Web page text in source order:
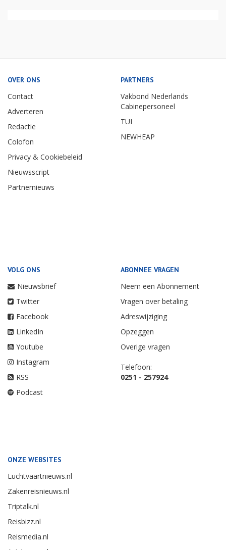
OVER ONS
Contact
Adverteren
Redactie
Colofon
Privacy & Cookiebeleid
Nieuwsscript
Partnernieuws
PARTNERS
Vakbond Nederlands
Cabinepersoneel
TUI
NEWHEAP
VOLG ONS
Nieuwsbrief
Twitter
Facebook
LinkedIn
Youtube
Instagram
RSS
Podcast
ABONNEE VRAGEN
Neem een Abonnement
Vragen over betaling
Adreswijziging
Opzeggen
Overige vragen
Telefoon:
0251 - 257924
ONZE WEBSITES
Luchtvaartnieuws.nl
Zakenreisnieuws.nl
Triptalk.nl
Reisbizz.nl
Reismedia.nl